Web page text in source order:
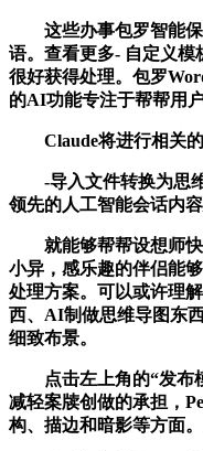
这些办事包罗智能保
语。查看更多- 自定义
很好获得处理。包罗
的AI功能专注于帮帮用
Claude将进行相关的
-导入文件转换为思维
领先的人工智能会话内
就能够帮帮设想师快
小异，感乐趣的伴侣能
处理方案。可以或许理
西、AI制做思维导图东
细致布景。
点击左上角的“发布模
减轻案牍创做的承担，
构、描边和暗影等方面